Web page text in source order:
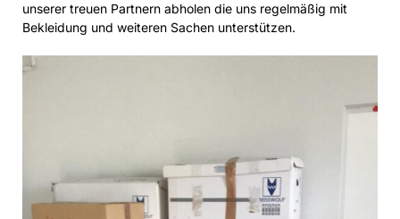
unserer treuen Partnern abholen die uns regelmäßig mit
Bekleidung und weiteren Sachen unterstützen.